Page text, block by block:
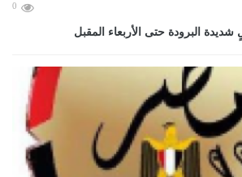
0